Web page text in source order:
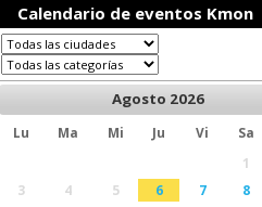
Calendario de eventos Kmon
Agosto 2026
Lu Ma Mi Ju Vi Sa
1
3
4 5 6 7 8